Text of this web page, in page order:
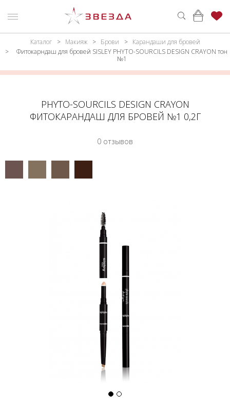
КАТАЛОГ
КОНТАКТЫ
Каталог
ПАРФЮМЕРИЯ
НАБОРЫ
Каталог Макияж Брови
Карандаши для бровей
Фитокарндаш для бровей SISLEY PHYTO-SOURCILS DESIGN CRAYON тон
№1
PHYTO-SOURCILS DESIGN CRAYON
ФИТОКАРАНДАШ ДЛЯ БРОВЕЙ №1 0,2Г
0 отзывов